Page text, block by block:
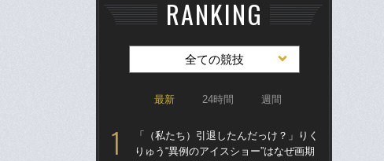
RANKING
全ての競技
最新 24時間 週間
「（私たち）引退したんだっけ？」りく
りゅう“異例のアイスショー”はなぜ画期